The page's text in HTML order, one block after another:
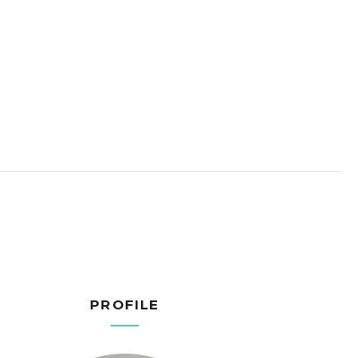
PROFILE